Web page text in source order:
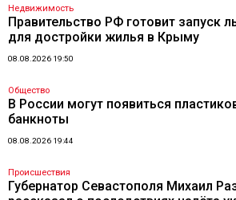
Недвижимость
Правительство РФ готовит запуск
для достройки жилья в Крыму
08.08.2026 19:50
Общество
В России могут появиться
банкноты
08.08.2026 19:44
Происшествия
Губернатор Севастополя Михаил